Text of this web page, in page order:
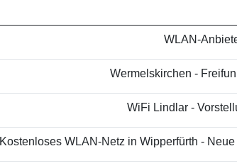
WLAN-
Wermelskirchen -
WiFi Lindlar -
Kostenloses WLAN-Netz in Wipperfürth -